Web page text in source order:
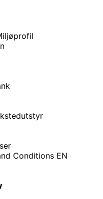
Conditions EN